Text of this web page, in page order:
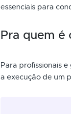
essenciais para
Pra quem é
Para profissionais
a execução de um